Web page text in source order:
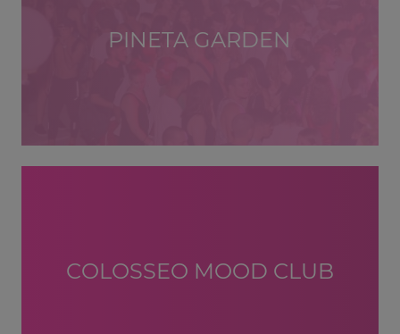
PINETA GARDEN
COLOSSEO MOOD CLUB